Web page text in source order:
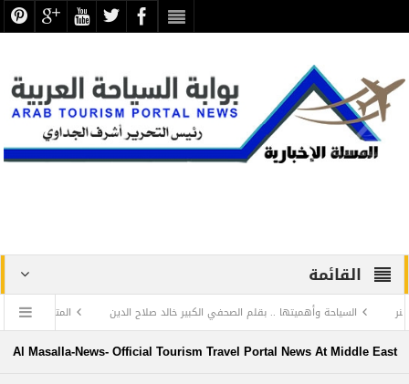
القائمة
وأهميتها .. بقلم الصحفي الكبير خالد صلاح الدين المتحف المصري الكبير يستضيف
Al Masalla-News- Official Tourism Travel Portal News At Middle East